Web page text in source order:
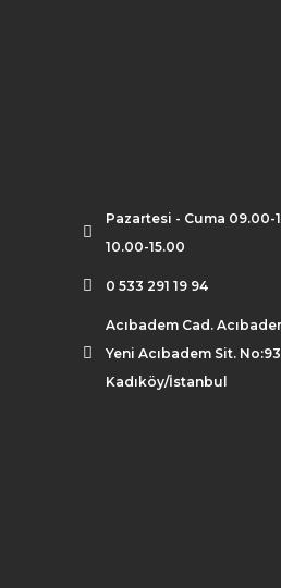
Pazartesi - Cuma 09.00-
10.00-15.00
0 533 291 19 94
Acıbadem Cad.
Yeni Acıbadem Sit.
Kadıköy/İstanbul